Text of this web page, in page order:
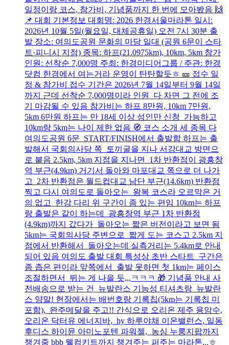
일정이랑 코스, 참가비, 기념품까지 한 번에 모아봤음 🙌
📌 대회 기본정보 대회명: 2026 한경서울마라톤 일시:
2026년 10월 5일(월요일, 대체공휴일) 오전 7시 30분 출
발 장소: 여의도공원 문화의 마당 일대 (공원 6문이 스타
트·피니시 지점) 종목: 하프(21.0975km), 10km, 5km 참가
인원: 선착순 7,000명 주최: 한경미디어그룹 / 주관: 한경
닷컴 한경에서 여는거라 운영이 탄탄할듯ㅎ 🎫 접수 일
정 & 참가비 접수 기간은 2026년 7월 14일부터 9월 14일
까지 근데 선착순 7,000명이라 인원 다 차면 그 전에 조
기 마감될 수 있음 참가비는 하프 8만원, 10km 7만원,
5km 6만원 하프는 만 18세 이상 성인만 신청 가능하고
10km랑 5km는 나이 제한 없음 🧭 코스 소개 세 종목 다
여의도공원 6문 START/FINISH에서 출발함 하프는 출
발해서 국회의사당 쪽 토끼굴을 지나 서강대교 방면으
로 붙음 2.5km, 5km 지점을 지나면 1차 반환점이 광흥창
역 부근(4.9km) 거기서 돌아와 마포대교 쪽으로 더 나가
고 2차 반환점은 월드컵대교 남단 부근(14.6km) 반환점
찍고 다시 여의도로 돌아오는 왕복 코스라 오르막은 거
의 없고 한강 다리 위 구간이 좀 있는 편임 10km는 하프
랑 출발은 같이 하는데 광흥창역 부근 1차 반환점
(4.9km)까지 갔다가 돌아오는 짧은 버전이라고 보면 됨
5km는 국회의사당 주변으로 짧게 도는 코스고 2.5km 지
점에서 반환해서 돌아오는데 실측거리는 5.4km로 안내
되어 있음 여의도 출발 대회 특성상 초반 스타트 구간은
좀 좁은 편이라 앞쪽에서 출발 못하면 첫 1km는 페이스
조절하면서 뛰는 게 나을 듯,,,ㅋㅋㅋ 🎁 기념품 안내 사
전배송으로 받는 건 뉴발란스 기능성 티셔츠랑 뉴발란
스 양말! 현장에서는 배번호랑 기록칩(5km는 기록칩 미
포함), 완주메달을 주고!! 간식으로 오리온 제주 용암수,
오리온 닥터유 에너지바, hy 하루야채 이온밸런스, 일동
후디스 하이뮨 아미노포텐 파워젤, 농심 누룽지팝까지
챙겨줌 bbb 웰컴키트까지 챙겨주는 퍼주는 마라톤...ㅎ